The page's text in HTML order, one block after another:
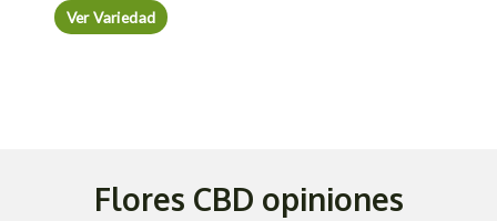
Ver Variedad
Flores CBD opiniones